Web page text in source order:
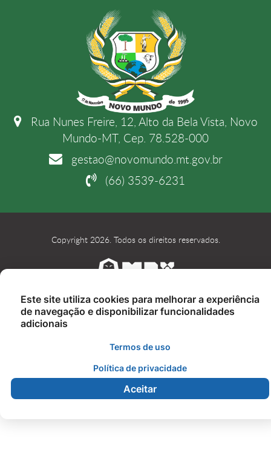
Rua Nunes Freire, 12, Alto da Bela Vista, Novo
Mundo-MT, Cep. 78.528-000
gestao@novomundo.mt.gov.br
(66) 3539-6231
Copyright 2026. Todos os direitos reservados.
Este site utiliza cookies para melhorar a experiência
de navegação e disponibilizar funcionalidades
adicionais
Termos de uso
Política de privacidade
Aceitar